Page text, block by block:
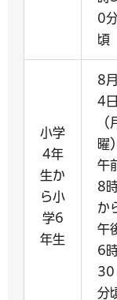
0
頃
小学
4年
生か
ら小
学6
年生
8月
4日
（
曜）
午
8
か
午
6
30
分